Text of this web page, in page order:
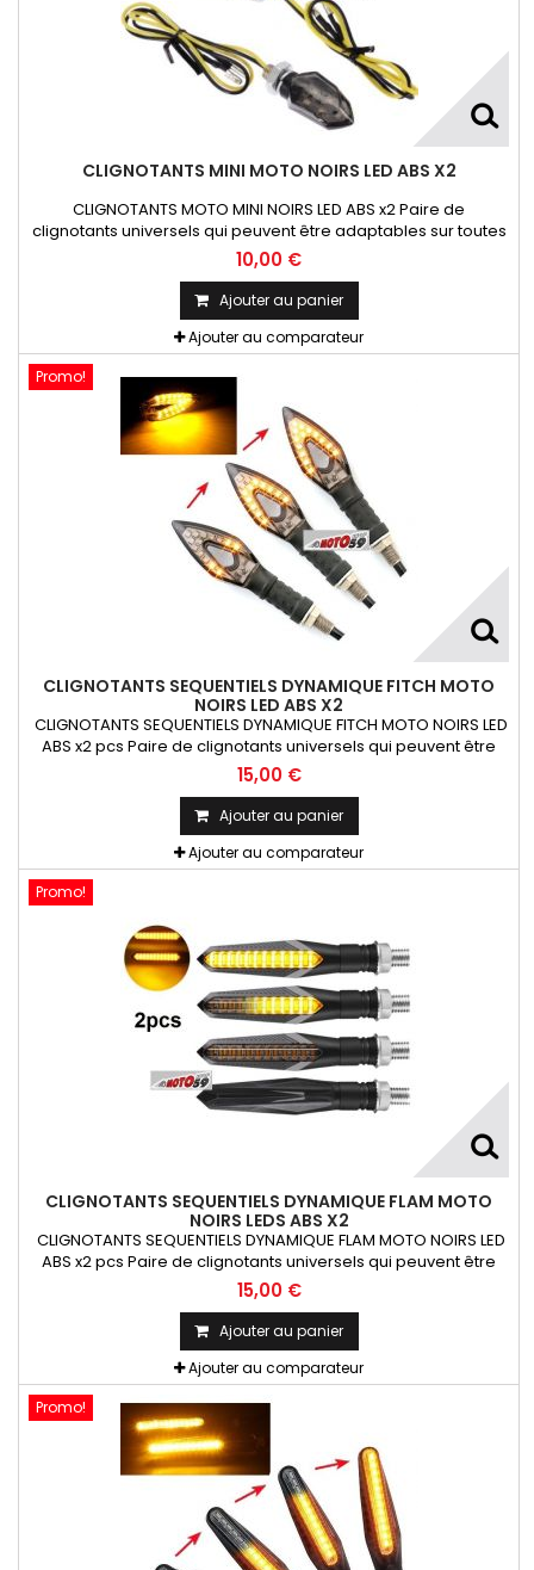
CLIGNOTANTS MINI MOTO NOIRS LED ABS X2
CLIGNOTANTS MOTO MINI NOIRS LED ABS x2 Paire de
clignotants universels qui peuvent être adaptables sur toutes
motos ou scooters
10,00 €
Ajouter au panier
Ajouter au comparateur
Promo!
CLIGNOTANTS SEQUENTIELS DYNAMIQUE FITCH MOTO
NOIRS LED ABS X2
CLIGNOTANTS SEQUENTIELS DYNAMIQUE FITCH MOTO NOIRS LED
ABS x2 pcs Paire de clignotants universels qui peuvent être
adaptables sur toutes motos ou scooters
15,00 €
Ajouter au panier
Ajouter au comparateur
Promo!
CLIGNOTANTS SEQUENTIELS DYNAMIQUE FLAM MOTO
NOIRS LEDS ABS X2
CLIGNOTANTS SEQUENTIELS DYNAMIQUE FLAM MOTO NOIRS LED
ABS x2 pcs Paire de clignotants universels qui peuvent être
adaptables sur toutes motos ou scooters
15,00 €
Ajouter au panier
Ajouter au comparateur
Promo!